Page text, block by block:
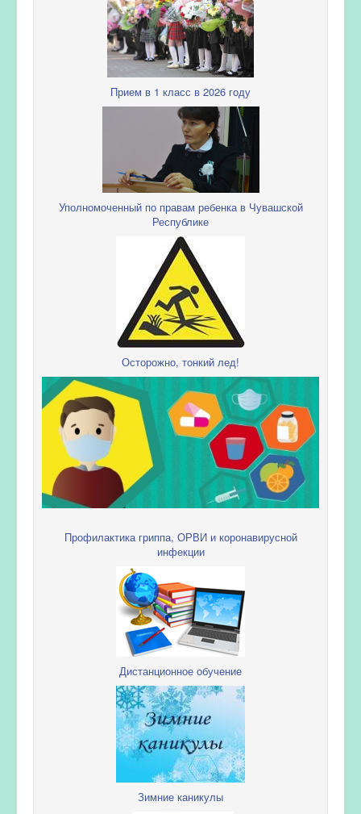
Прием в 1 класс в 2026 году
Уполномоченный по правам ребенка в Чувашской
Республике
Осторожно, тонкий лед!
Профилактика гриппа, ОРВИ и коронавирусной
инфекции
Дистанционное обучение
Зимние каникулы